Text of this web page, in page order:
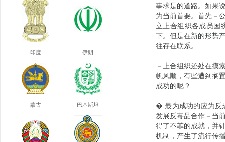
印度 伊朗
蒙古 巴基斯坦
事求是的道路。如果
为当前首要。首先－
立上合组织各成员国
下。但是在新的形势
往存在联系。
－上合组织还处在摸
帆风顺，有些遭到搁
成功的呢？
� 最为成功的应为反
发展反毒品合作－当
得了不菲的成就，并
机制，产生了流行传